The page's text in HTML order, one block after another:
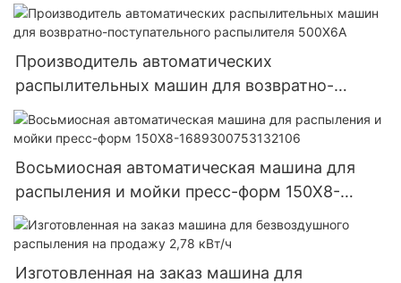
на открытом воздухе 6000Т
Производитель автоматических
распылительных машин для возвратно-
поступательного распылителя 500X6A
Восьмиосная автоматическая машина для
распыления и мойки пресс-форм 150X8-
1689300753132106
Изготовленная на заказ машина для